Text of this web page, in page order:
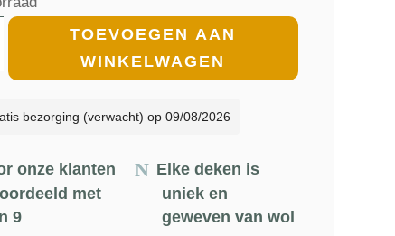
€91.00.€81.90.
TOEVOEGEN AAN
WINKELWAGEN
bezorging (verwacht) op 09/08/2026
onze klanten
met
9
Elke deken is
uniek en
geweven van wol